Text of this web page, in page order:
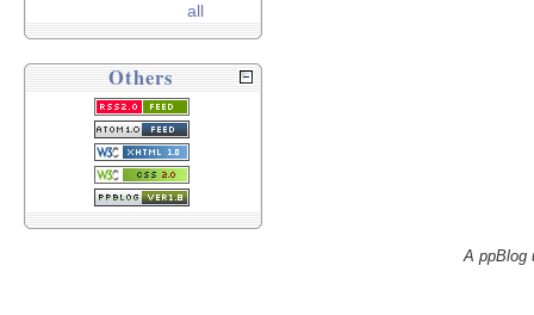
all
Others
A ppBlog